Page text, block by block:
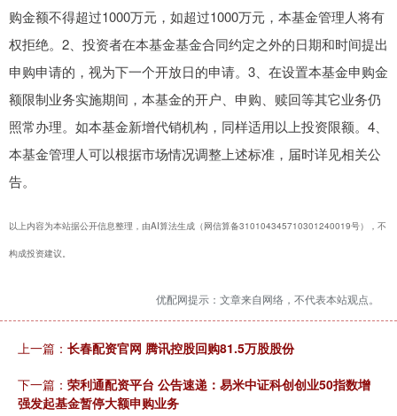
购金额不得超过1000万元，如超过1000万元，本基金管理人将有
权拒绝。2、投资者在本基金基金合同约定之外的日期和时间提出
申购申请的，视为下一个开放日的申请。3、在设置本基金申购金
额限制业务实施期间，本基金的开户、申购、赎回等其它业务仍
照常办理。如本基金新增代销机构，同样适用以上投资限额。4、
本基金管理人可以根据市场情况调整上述标准，届时详见相关公
告。
以上内容为本站据公开信息整理，由AI算法生成（网信算备310104345710301240019号），不
构成投资建议。
优配网提示：文章来自网络，不代表本站观点。
上一篇： 长春配资官网 腾讯控股回购81.5万股股份
下一篇： 荣利通配资平台 公告速递：易米中证科创创业50指数增
强发起基金暂停大额申购业务